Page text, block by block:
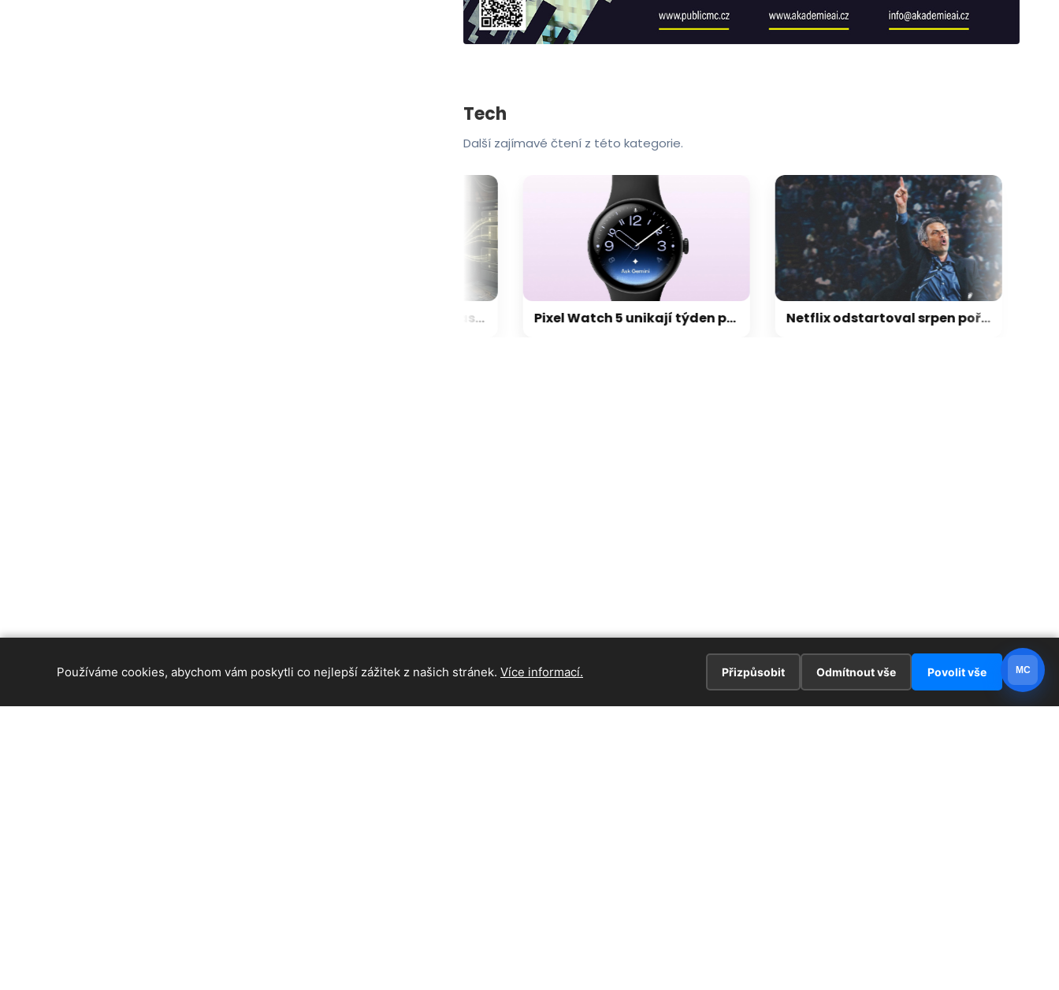
Tech
Další zajímavé čtení z této kategorie.
Pixel Watch 5 unikají týden před premiérou. Dvojnásobná paměť, nové funkce a osobní AI Netflix odstartoval srpen pořádně zostra! Takové pecky jsme opravdu nečekali
Používáme cookies, abychom vám poskytli co nejlepší zážitek z našich stránek. Více informací. Přizpůsobit Odmítnout vše Povolit vše MC